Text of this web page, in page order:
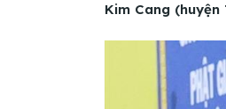
Kim Cang (huyện